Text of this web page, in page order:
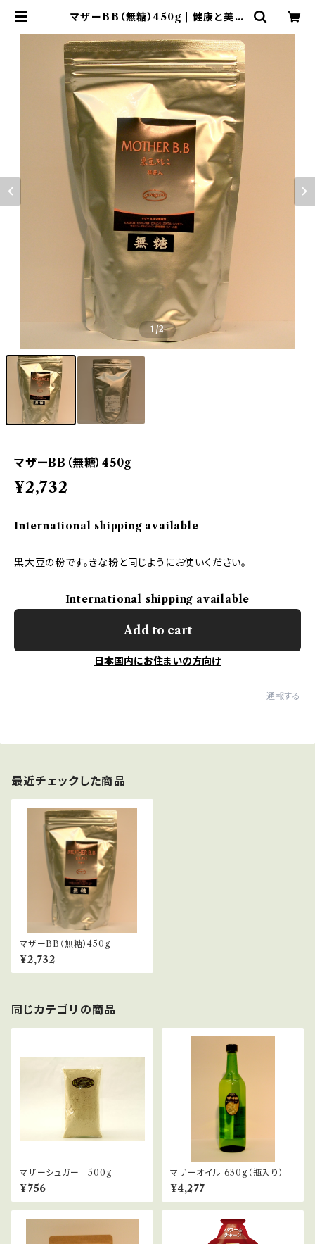
マザーBB（無糖）450g | 健康と美を
1/2
マザーBB（無糖）450g
¥2,732
International shipping available
黒大豆の粉です。きな粉と同じようにお使いください。
International shipping available
Add to cart
日本国内にお住まいの方向け
通報する
最近チェックした商品
マザーBB（無糖）450g
¥2,732
同じカテゴリの商品
マザーシュガー 500g
¥756
マザーオイル 630g（瓶入り）
¥4,277